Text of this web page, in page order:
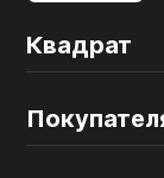
Квадрат